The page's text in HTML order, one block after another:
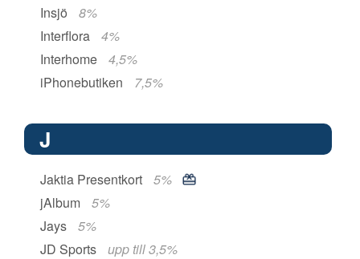
Insjö
8%
Interflora
4%
Interhome
4,5%
iPhonebutiken
7,5%
J
Jaktia Presentkort
5%
jAlbum
5%
Jays
5%
JD Sports
upp till 3,5%